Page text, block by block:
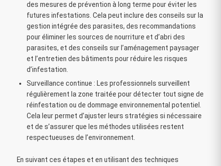
des mesures de prévention à long terme pour éviter les
futures infestations. Cela peut inclure des conseils sur la
gestion intégrée des parasites, des recommandations
pour éliminer les sources de nourriture et d’abri des
parasites, et des conseils sur l’aménagement paysager
et l’entretien des bâtiments pour réduire les risques
d’infestation.
Surveillance continue : Les professionnels surveillent
régulièrement la zone traitée pour détecter tout signe de
réinfestation ou de dommage environnemental potentiel.
Cela leur permet d’ajuster leurs stratégies si nécessaire
et de s’assurer que les méthodes utilisées restent
respectueuses de l’environnement.
En suivant ces étapes et en utilisant des techniques